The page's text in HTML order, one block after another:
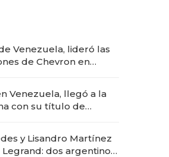
Venezuela, lideró las
de Chevron en
Venezuela, llegó a la
con su título de
"fast premium"
y Lisandro Martínez
Legrand: dos argentinos